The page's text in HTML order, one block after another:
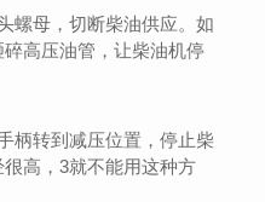
螺母，切断柴油供应。如
高压油管，让柴油机停
柄转到减压位置，停止柴
高，3就不能用这种方